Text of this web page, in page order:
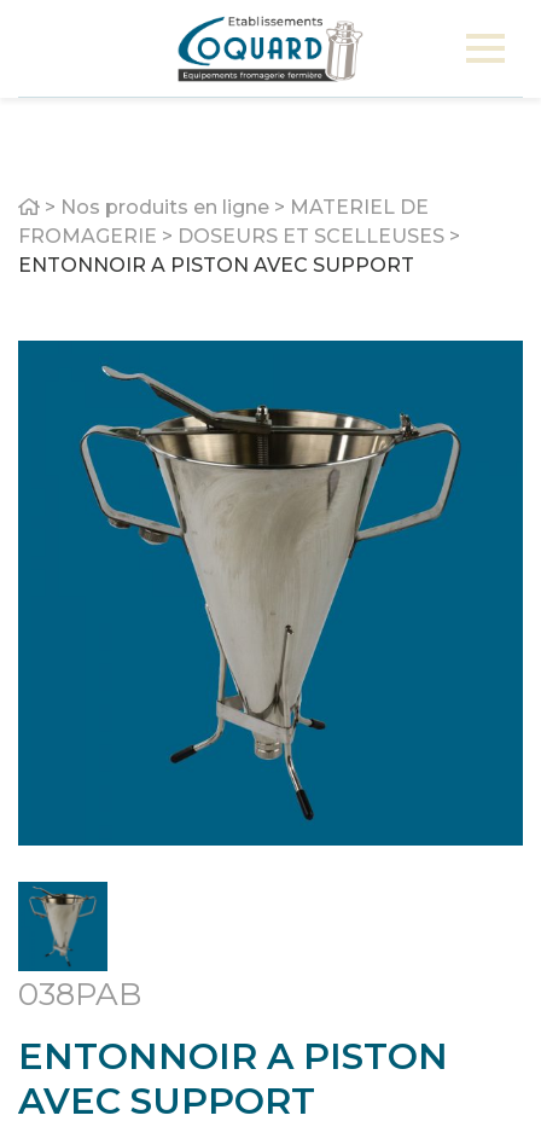
Home
> Nos produits en ligne > MATERIEL DE
FROMAGERIE > DOSEURS ET SCELLEUSES >
ENTONNOIR A PISTON AVEC SUPPORT
038PAB
ENTONNOIR A PISTON
AVEC SUPPORT